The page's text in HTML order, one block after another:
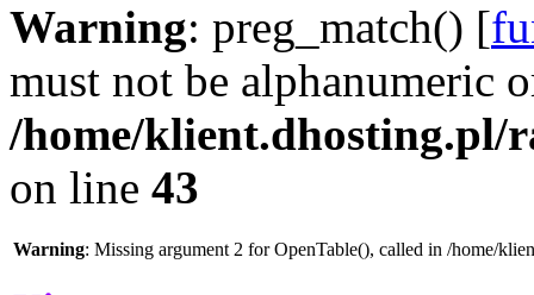
Warning: preg_match() [
must not be alphanumeric
/home/klient.dhosting.pl/
on line 43
Warning: Missing argument 2 for OpenTable(), called in /home/